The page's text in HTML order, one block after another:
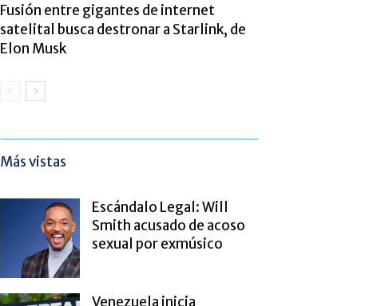
Fusión entre gigantes de internet
satelital busca destronar a Starlink, de
Elon Musk
Más vistas
Escándalo Legal: Will
Smith acusado de acoso
sexual por exmúsico
Venezuela inicia